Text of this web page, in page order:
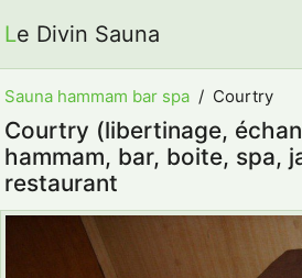
Le Divin Sauna
Sauna hammam bar spa Courtry
Courtry (libertinage,
hammam, bar, boite, spa,
restaurant